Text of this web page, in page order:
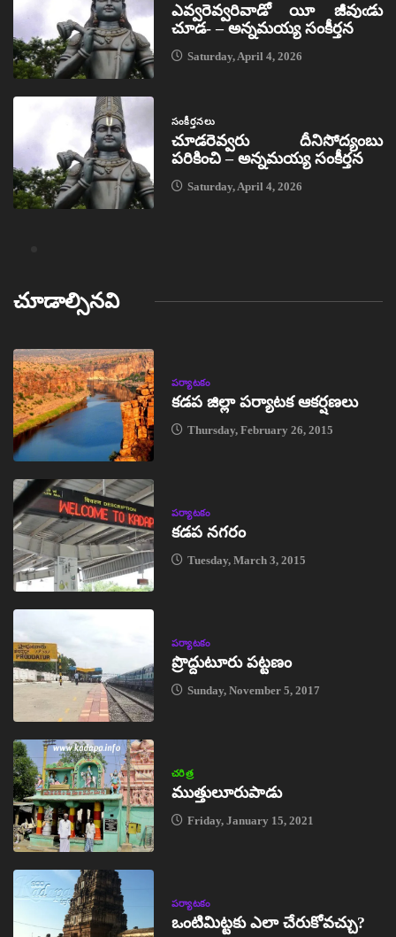
ఎవ్వరెవ్వరివాడో యీ జీవుఁడు
చూడ- – అన్నమయ్య సంకీర్తన
Saturday, April 4, 2026
సంకీర్తనలు
చూడరెవ్వరు దీనిసోద్యంబు
పరికించి – అన్నమయ్య సంకీర్తన
Saturday, April 4, 2026
చూడాల్సినవి
పర్యాటకం
కడప జిల్లా పర్యాటక ఆకర్షణలు
Thursday, February 26, 2015
పర్యాటకం
కడప నగరం
Tuesday, March 3, 2015
పర్యాటకం
ప్రొద్దుటూరు పట్టణం
Sunday, November 5, 2017
చరిత్ర
ముత్తులూరుపాడు
Friday, January 15, 2021
పర్యాటకం
ఒంటిమిట్టకు ఎలా చేరుకోవచ్చు?